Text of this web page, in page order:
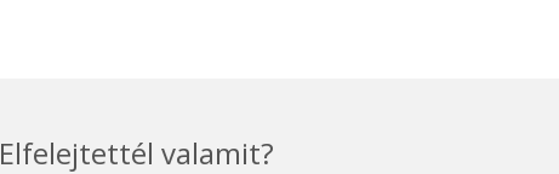
Elfelejtettél valamit?